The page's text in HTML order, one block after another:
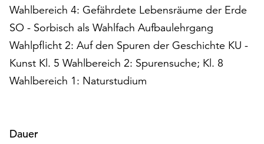
Wahlbereich 4: Gefährdete Lebensräume der Erde
SO - Sorbisch als Wahlfach Aufbaulehrgang
Wahlpflicht 2: Auf den Spuren der Geschichte KU -
Kunst Kl. 5 Wahlbereich 2: Spurensuche; Kl. 8
Wahlbereich 1: Naturstudium
Dauer